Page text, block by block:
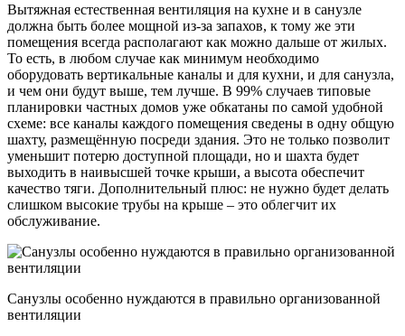
Вытяжная естественная вентиляция на кухне и в санузле
должна быть более мощной из-за запахов, к тому же эти
помещения всегда располагают как можно дальше от жилых.
То есть, в любом случае как минимум необходимо
оборудовать вертикальные каналы и для кухни, и для санузла,
и чем они будут выше, тем лучше. В 99% случаев типовые
планировки частных домов уже обкатаны по самой удобной
схеме: все каналы каждого помещения сведены в одну общую
шахту, размещённую посреди здания. Это не только позволит
уменьшит потерю доступной площади, но и шахта будет
выходить в наивысшей точке крыши, а высота обеспечит
качество тяги. Дополнительный плюс: не нужно будет делать
слишком высокие трубы на крыше – это облегчит их
обслуживание.
Санузлы особенно нуждаются в правильно организованной
вентиляции